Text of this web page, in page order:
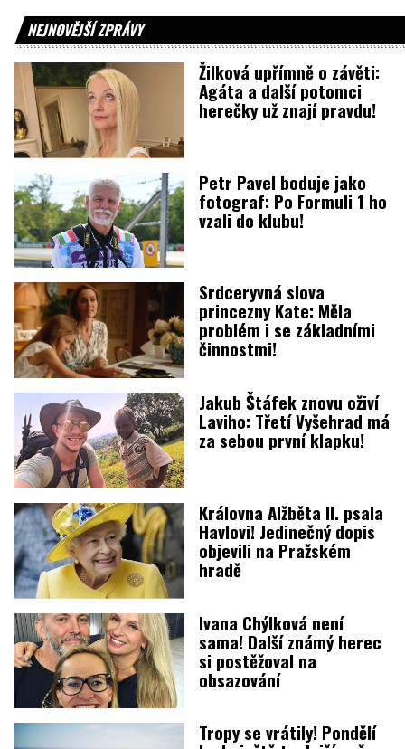
NEJNOVĚJŠÍ ZPRÁVY
Žilková upřímně o závěti:
Agáta a další potomci
herečky už znají pravdu!
Petr Pavel boduje jako
fotograf: Po Formuli 1 ho
vzali do klubu!
Srdceryvná slova
princezny Kate: Měla
problém i se základními
činnostmi!
Jakub Štáfek znovu oživí
Laviho: Třetí Vyšehrad má
za sebou první klapku!
Královna Alžběta II. psala
Havlovi! Jedinečný dopis
objevili na Pražském
hradě
Ivana Chýlková není
sama! Další známý herec
si postěžoval na
obsazování
Tropy se vrátily! Pondělí